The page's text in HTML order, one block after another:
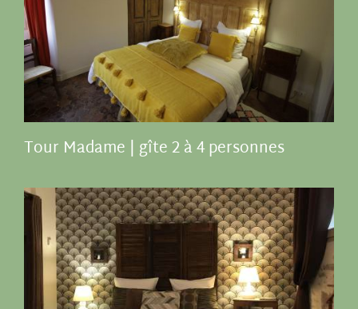
Tour Madame | gîte 2 à 4 personnes